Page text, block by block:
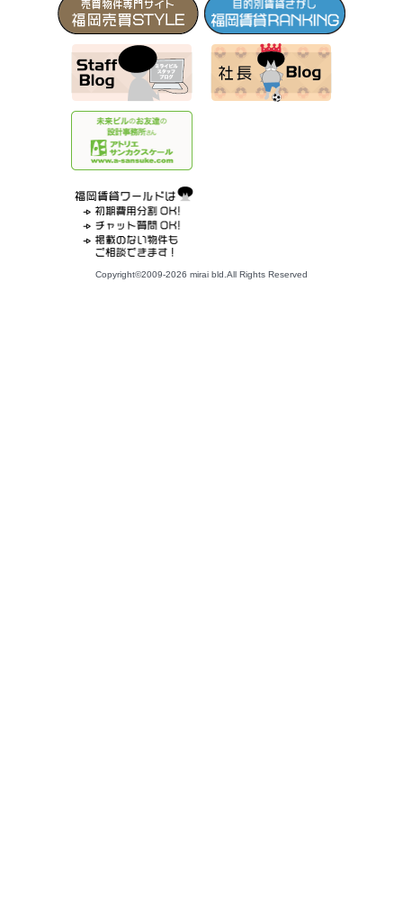
Copyright©2009-2026 mirai bld.All Rights Reserved